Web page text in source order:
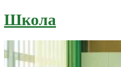
Школа